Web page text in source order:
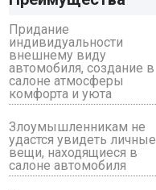
Придание
индивидуальности
внешнему виду
автомобиля, создание в
салоне атмосферы
комфорта и уюта
Злоумышленникам не
удастся увидеть личные
вещи, находящиеся в
салоне автомобиля